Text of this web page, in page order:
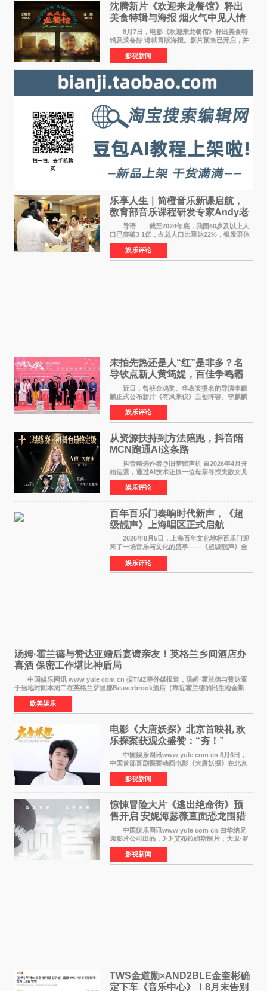
沈腾新片《欢迎来龙餐馆》释出
美食特辑与海报 烟火气中见人情
温暖
8月7日，电影《欢迎来龙餐馆》释出美食特
辑及菜备好 请就胃版海报。影片预售已开启，并
将于8月8日至10日14:00-21:00举行全国超前点
映。电影《欢迎来龙餐馆》作为战争美食喜剧大
片，讲述了中国
影视新闻
乐享人生｜简橙音乐新课启航，
教育部音乐课程研发专家Andy老
师重磅入驻领航银龄琴声
导语 截至2024年底，我国60岁及以上人
口已突破3 1亿，占总人口比重达22%，银发群体
的精神文化需求日益凸显。2024年1月，国务院办
公厅印发《关于发展银发经济增进老年人福祉的
意见》——这是
娱乐评论
未拍先热还是人“红”是非多？名
导钦点新人黄筠媞，百佳争鸣霸
气回应
近日，曾获金鸡奖、华表奖提名的导演李麒
麟正式公布新片《有凤来仪》主创阵容。李麒麟
早年凭电影《华容道》获得金鸡奖、华表奖提
名，此后长期参与国内外电影制作，其担任制片
人参与的作品亦曾
娱乐评论
从资源扶持到方法陪跑，抖音陪
MCN跑通AI这条路
抖音精选作者@旧梦留声机 自2026年4月开
始运营，通过AI技术还原一位母亲寻找失散女儿
的故事，凭借强情感表达获得大量用户关注，发
布仅21小时便获得超1亿曝光、超1000万互动。
此后，账号持续沿
娱乐评论
百年百乐门奏响时代新声，《超
级靓声》上海唱区正式启航
2026年8月5日，上海百年文化地标百乐门迎
来了一场音乐与文化的盛事——《超级靓声》全
国励志音乐公益节目上海唱区新闻发布会暨启动
仪式在此隆重举行。各界领导、嘉宾与媒体朋友
齐聚一堂，共同
娱乐评论
汤姆·霍兰德与赞达亚婚后宴请亲友！英格兰乡间酒店办
喜酒 保密工作堪比神盾局
中国娱乐网讯 www yule com cn 据TMZ等外媒报道，汤姆·霍兰德与赞达亚
于当地时间本周二在英格兰萨里郡Beaverbrook酒店（靠近霍兰德的出生地金斯
顿）举办婚宴，邀请家人与朋友们喝喜酒，庆祝
欧美娱乐
电影《大唐妖探》北京首映礼 欢
乐探案获观众盛赞：“夯！”
中国娱乐网讯www yule com cn 8月6日，
中国首部喜剧探案动画电影《大唐妖探》在北京
举办电影首映礼。导演程腾、联合导演黄珉、总
制片人曹紫建、制片人李莹莹，配音导演张喆，
对白指导程寅，领
影视新闻
惊悚冒险大片《逃出绝命街》预
售开启 安妮海瑟薇直面恐龙围猎
中国娱乐网讯www yule com cn 由华纳兄
弟影片公司出品，J·J·艾布拉姆斯制片，大卫·罗
伯特·米切尔执导，好莱坞巨星安妮·海瑟薇和伊万
·麦克格雷格领衔主演的2026暑期惊悚冒险大片
《逃出绝
影视新闻
TWS金道勋×AND2BLE金奎彬确
定下车《音乐中心》！8月末告别